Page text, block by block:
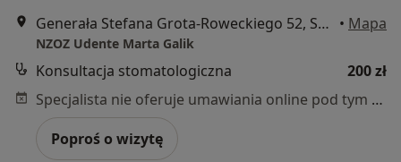
Generała Stefana Grota-Roweckiego 52, Sosnowiec • Mapa
NZOZ Udente Marta Galik
Konsultacja stomatologiczna
200 zł
Specjalista nie oferuje umawiania online pod tym adresem.
Poproś o wizytę